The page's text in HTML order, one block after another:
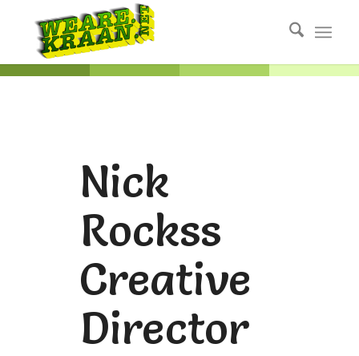
Nick
Rockss
Creative
Director